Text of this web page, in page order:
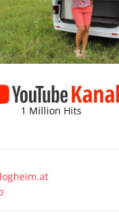
1 Million Hits